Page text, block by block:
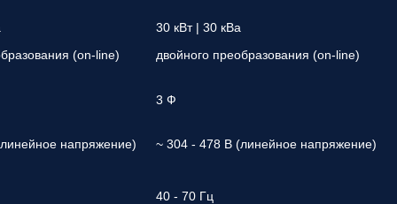
30 кВт | 30 кВа
(on-line)
двойного преобразования (on-line)
3 Ф
напряжение) ~ 304 - 478 В (линейное напряжение)
40 - 70 Гц